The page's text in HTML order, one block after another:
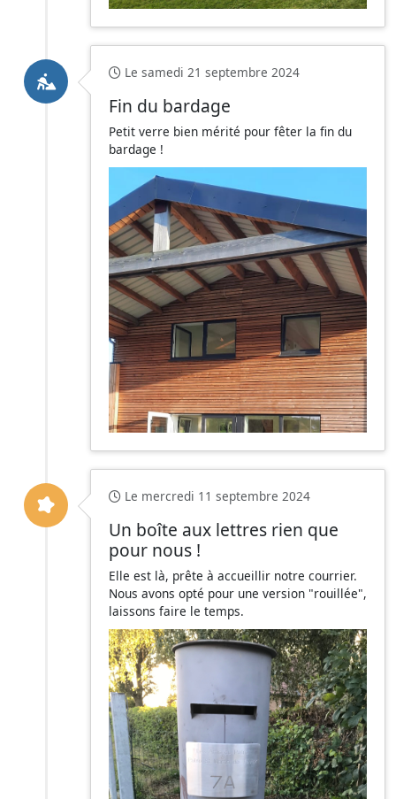
Le samedi 21 septembre 2024
Fin du bardage
Petit verre bien mérité pour fêter la fin du
bardage !
Le mercredi 11 septembre 2024
Un boîte aux lettres rien que
pour nous !
Elle est là, prête à accueillir notre courrier.
Nous avons opté pour une version "rouillée",
laissons faire le temps.